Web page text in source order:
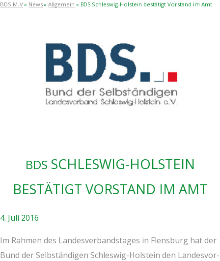
BDS M-V News Allgemein BDSSchles­wig-Hol­stein bestä­tigt Vor­stand im Amt
BDS SCHLES­WIG-HOL­STEIN
BESTÄ­TIGT VOR­STAND IM AMT
4. Juli 2016
Im Rah­men des Lan­des­ver­bands­ta­ges in Flens­burg hat der
Bund der Selb­stän­di­gen Schles­wig-Hol­stein den Lan­des­vor­